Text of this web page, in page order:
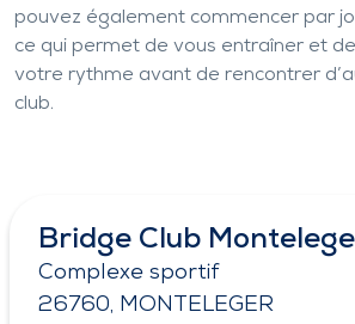
pouvez également commencer par
ce qui permet de vous entraîner et
votre rythme avant de rencontrer
club.
Bridge Club
Complexe sportif
26760, MONTELEGER